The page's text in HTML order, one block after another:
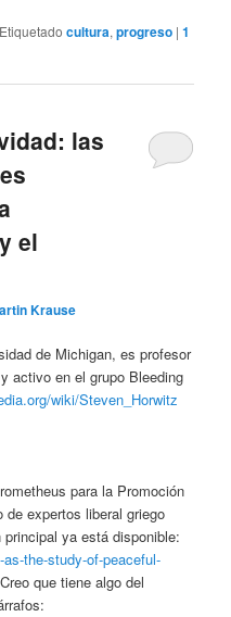
Etiquetado cultura,progreso |1
las
el
Krause
de Michigan, es profesor
activo en el grupo Bleeding
wiki/Steven_Horwitz
para la Promoción
de expertos liberal griego
ya está disponible:
the-study-of-peaceful-
que tiene algo del